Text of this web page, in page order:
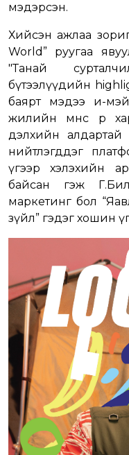
мэдэрсэн.
Хийсэн ажлаа зориг
World” руугаа
"Танай
бүтээлүүдийн
баярт мэдээ и-
жилийн өмнөөөс
дэлхийн алдартай
нийтлэгддэг
үгээр хэлэхийн
байсан гэж
маркетинг бол
зүйл” гэдэг хошин